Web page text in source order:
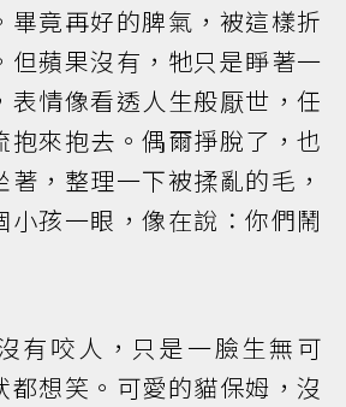
畢竟再好的脾氣，被這樣折
但蘋果沒有，牠只是睜著一
表情像看透人生般厭世，任
抱來抱去。偶爾掙脫了，也
著，整理一下被揉亂的毛，
小孩一眼，像在說：你們鬧
有咬人，只是一臉生無可
都想笑。可愛的貓保姆，沒